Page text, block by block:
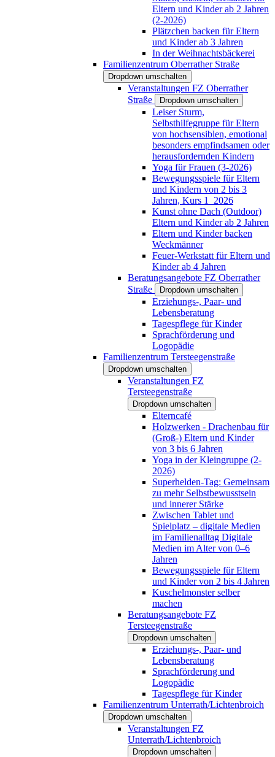
Eltern und Kinder ab 2 Jahren
(2-2026)
Plätzchen backen für Eltern
und Kinder ab 3 Jahren
In der Weihnachtsbäckerei
Familienzentrum Oberrather Straße
Dropdown umschalten
Veranstaltungen FZ Oberrather
Straße
Dropdown umschalten
Leiser Sturm,
Selbsthilfegruppe für Eltern
von hochsensiblen, emotional
besonders empfindsamen oder
herausfordernden Kindern
Yoga für Frauen (3-2026)
Bewegungsspiele für Eltern
und Kindern von 2 bis 3
Jahren, Kurs 1_2026
Kunst ohne Dach (Outdoor)
Eltern und Kinder ab 2 Jahren
Eltern und Kinder backen
Weckmänner
Feuer-Werkstatt für Eltern und
Kinder ab 4 Jahren
Beratungsangebote FZ Oberrather
Straße
Dropdown umschalten
Erziehungs-, Paar- und
Lebensberatung
Tagespflege für Kinder
Sprachförderung und
Logopädie
Familienzentrum Tersteegenstraße
Dropdown umschalten
Veranstaltungen FZ
Tersteegenstraße
Dropdown umschalten
Elterncafé
Holzwerken - Drachenbau für
(Groß-) Eltern und Kinder
von 3 bis 6 Jahren
Yoga in der Kleingruppe (2-
2026)
Superhelden-Tag: Gemeinsam
zu mehr Selbstbewusstsein
und innerer Stärke
Zwischen Tablet und
Spielplatz – digitale Medien
im Familienalltag Digitale
Medien im Alter von 0–6
Jahren
Bewegungsspiele für Eltern
und Kinder von 2 bis 4 Jahren
Kuschelmonster selber
machen
Beratungsangebote FZ
Tersteegenstraße
Dropdown umschalten
Erziehungs-, Paar- und
Lebensberatung
Sprachförderung und
Logopädie
Tagespflege für Kinder
Familienzentrum Unterrath/Lichtenbroich
Dropdown umschalten
Veranstaltungen FZ
Unterrath/Lichtenbroich
Dropdown umschalten